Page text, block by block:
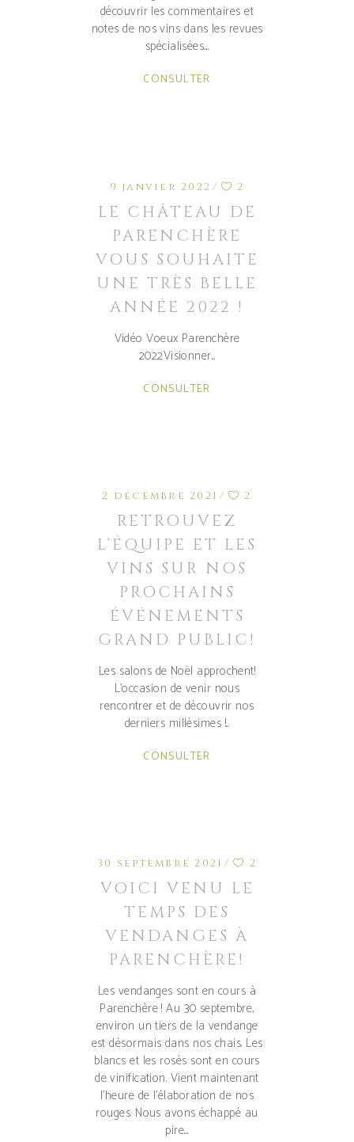
découvrir les commentaires et
notes de nos vins dans les revues
spécialisées.
CONSULTER
9 janvier 2022 2
LE CHÂTEAU DE
PARENCHÈRE
VOUS SOUHAITE
UNE TRÈS BELLE
ANNÉE 2022 !
Vidéo Voeux Parenchère
2022Visionner
CONSULTER
2 décembre 2021 2
RETROUVEZ
L’ÉQUIPE ET LES
VINS SUR NOS
PROCHAINS
ÉVÉNEMENTS
GRAND PUBLIC!
Les salons de Noël approchent!
L'occasion de venir nous
rencontrer et de découvrir nos
derniers millésimes !
CONSULTER
30 septembre 2021 2
VOICI VENU LE
TEMPS DES
VENDANGES À
PARENCHÈRE!
Les vendanges sont en cours à
Parenchère ! Au 30 septembre,
environ un tiers de la vendange
est désormais dans nos chais. Les
blancs et les rosés sont en cours
de vinification. Vient maintenant
l'heure de l'élaboration de nos
rouges. Nous avons échappé au
pire.